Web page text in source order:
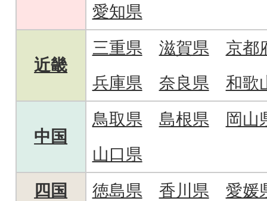
愛知県
近畿
三重県 滋賀県
京都
兵庫県
奈良県 和歌
中国
鳥取県 島根県
岡山
山口県
四国
徳島県 香川県 愛媛